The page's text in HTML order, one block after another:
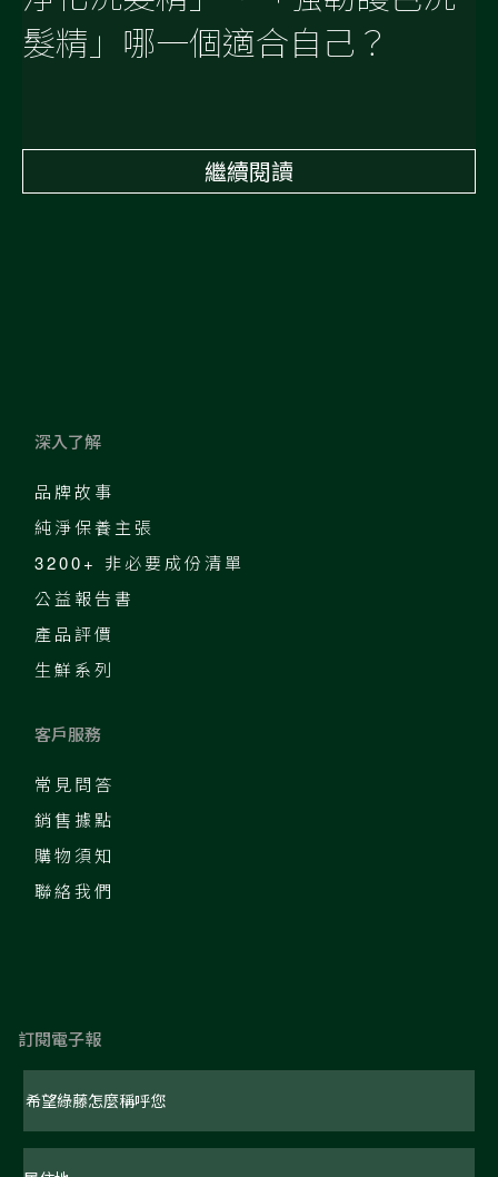
髮精」哪一個適合自己？
繼續閱讀
深入了解
品牌故事
純淨保養主張
3200+ 非必要成份清單
公益報告書
產品評價
生鮮系列
客戶服務
常見問答
銷售據點
購物須知
聯絡我們
訂閱電子報